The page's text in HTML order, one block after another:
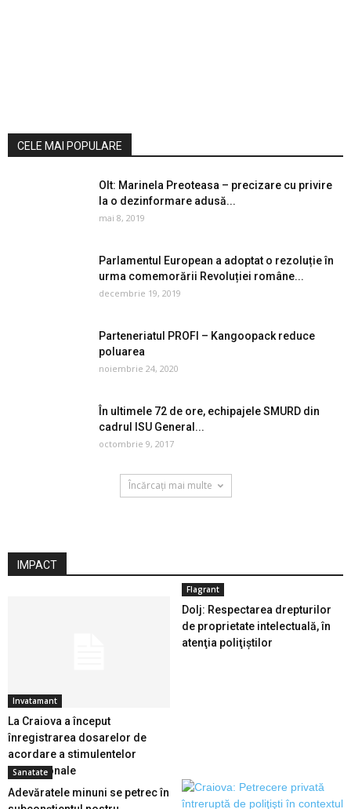
CELE MAI POPULARE
Olt: Marinela Preoteasa – precizare cu privire
la o dezinformare adusă...
mai 8, 2019
Parlamentul European a adoptat o rezoluție în
urma comemorării Revoluției române...
decembrie 19, 2019
Parteneriatul PROFI – Kangoopack reduce
poluarea
noiembrie 24, 2020
În ultimele 72 de ore, echipajele SMURD din
cadrul ISU General...
octombrie 9, 2017
Încărcați mai multe
IMPACT
Invatamant
La Craiova a început
înregistrarea dosarelor de
acordare a stimulentelor
educaționale
Flagrant
Dolj: Respectarea drepturilor
de proprietate intelectuală, în
atenţia poliţiştilor
Sanatate
Adevăratele minuni se petrec în